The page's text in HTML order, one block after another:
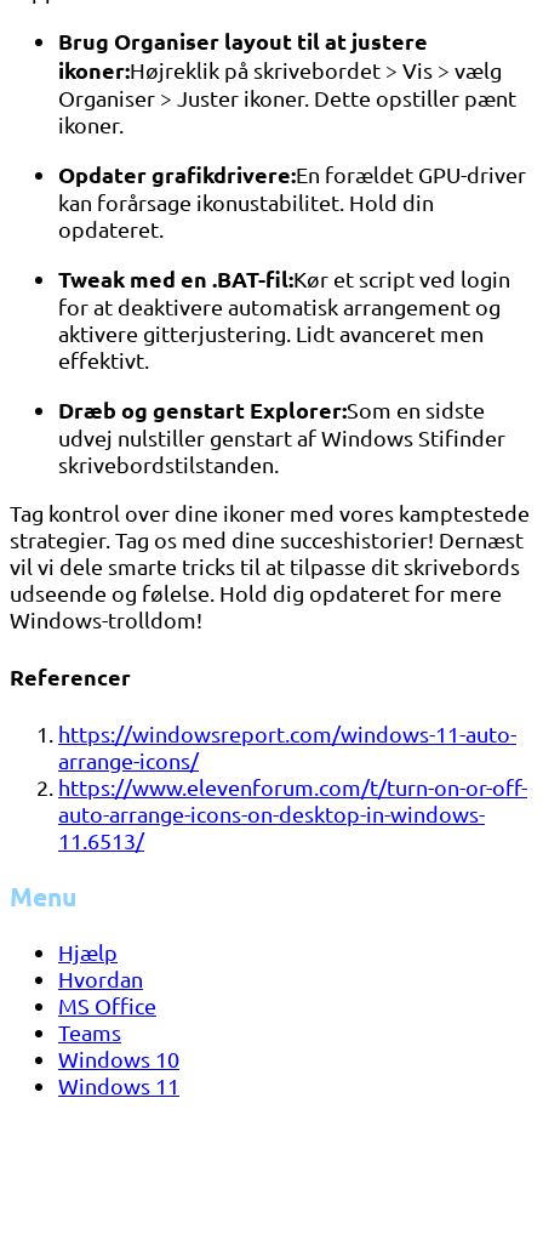
Brug Organiser layout til at justere
ikoner:Højreklik på skrivebordet > Vis > vælg
Organiser > Juster ikoner. Dette opstiller pænt
ikoner.
Opdater grafikdrivere:En forældet GPU-driver
kan forårsage ikonustabilitet. Hold din
opdateret.
Tweak med en .BAT-fil:Kør et script ved login
for at deaktivere automatisk arrangement og
aktivere gitterjustering. Lidt avanceret men
effektivt.
Dræb og genstart Explorer:Som en sidste
udvej nulstiller genstart af Windows Stifinder
skrivebordstilstanden.
Tag kontrol over dine ikoner med vores kamptestede
strategier. Tag os med dine succeshistorier! Dernæst
vil vi dele smarte tricks til at tilpasse dit skrivebords
udseende og følelse. Hold dig opdateret for mere
Windows-trolldom!
Referencer
https://windowsreport.com/windows-11-auto-
arrange-icons/
https://www.elevenforum.com/t/turn-on-or-off-
auto-arrange-icons-on-desktop-in-windows-
11.6513/
Menu
Hjælp
Hvordan
MS Office
Teams
Windows 10
Windows 11